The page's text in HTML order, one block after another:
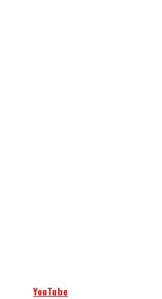
YouTube